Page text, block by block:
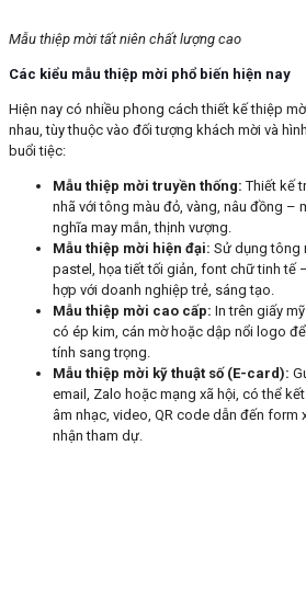
Mẫu thiệp mời tất niên chất lượng cao
Các kiểu mẫu thiệp mời phổ biến hiện nay
Hiện nay có nhiều phong cách thiết kế thiệp
nhau, tùy thuộc vào đối tượng khách mời và
buổi tiệc:
Mẫu thiệp mời truyền thống: Thiết kế
nhã với tông màu đỏ, vàng, nâu đồng –
nghĩa may mắn, thịnh vượng.
Mẫu thiệp mời hiện đại: Sử dụng tông
pastel, họa tiết tối giản, font chữ tinh tế
hợp với doanh nghiệp trẻ, sáng tạo.
Mẫu thiệp mời cao cấp: In trên giấy
có ép kim, cán mờ hoặc dập nổi logo
tính sang trọng.
Mẫu thiệp mời kỹ thuật số (E-card):
email, Zalo hoặc mạng xã hội, có thể
âm nhạc, video, QR code dẫn đến form
nhận tham dự.